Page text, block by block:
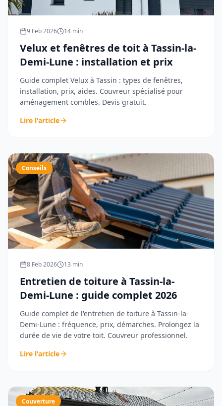
9 Feb 2026 14 min
Velux et fenêtres de toit à Tassin-la-
Demi-Lune : installation et prix
Guide complet Velux à Tassin : types de fenêtres,
installation, prix, aides. Couvreur spécialisé pour
aménagement combles. Devis gratuit.
Lire l'article
Conseils
8 Feb 2026 13 min
Entretien de toiture à Tassin-la-
Demi-Lune : guide complet 2026
Guide complet de l'entretien de toiture à Tassin-la-
Demi-Lune : fréquence, prix, démarches. Prolongez la
durée de vie de votre toit. Couvreur professionnel.
Lire l'article
Couverture